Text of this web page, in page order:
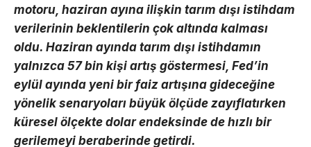
motoru, haziran ayına ilişkin tarım dışı istihdam
verilerinin beklentilerin çok altında kalması
oldu. Haziran ayında tarım dışı istihdamın
yalnızca 57 bin kişi artış göstermesi, Fed’in
eylül ayında yeni bir faiz artışına gideceğine
yönelik senaryoları büyük ölçüde zayıflatırken
küresel ölçekte dolar endeksinde de hızlı bir
gerilemeyi beraberinde getirdi.